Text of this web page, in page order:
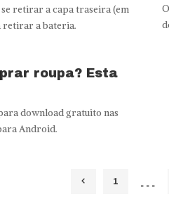
retirar a capa traseira (em
retirar a bateria.
roupa? Esta
download gratuito nas
Android.
1 …